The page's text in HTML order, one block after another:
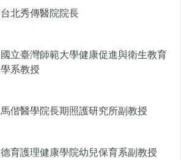
台北秀傳醫院院長
國立臺灣師範大學健康促進與衛生教育
學系教授
馬偕醫學院長期照護研究所副教授
德育護理健康學院幼兒保育系副教授